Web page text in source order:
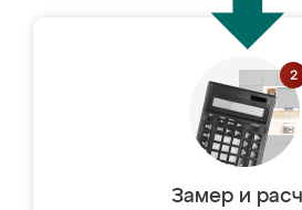
Замер и